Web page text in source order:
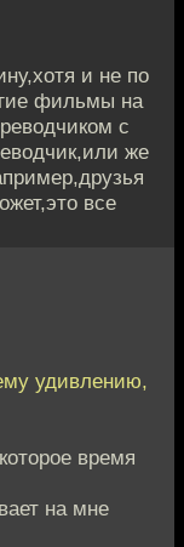
и не по
фильмы на
с
же
все
удивлению,
время
на мне